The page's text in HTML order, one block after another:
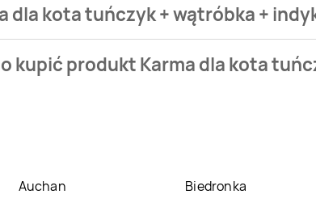
dla kota tuńczyk + wątróbka +
+ wołowina Purina gourmet gold kosztuje od
kupić produkt Karma dla kota
Auchan Biedronka